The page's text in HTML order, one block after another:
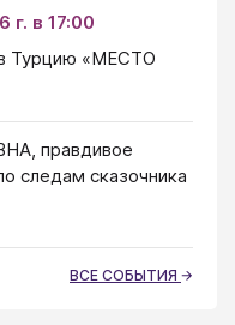
г. в 17:00
Турцию «МЕСТО
правдивое
следам сказочника
ВСЕ СОБЫТИЯ